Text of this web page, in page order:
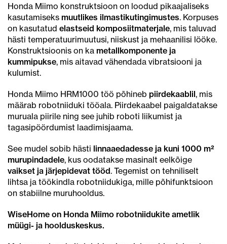
Honda Miimo konstruktsioon on loodud pikaajaliseks
kasutamiseks muutlikes ilmastikutingimustes. Korpuses
on kasutatud elastseid komposiitmaterjale, mis taluvad
hästi temperatuurimuutusi, niiskust ja mehaanilisi lööke.
Konstruktsioonis on ka metallkomponente ja
kummipukse, mis aitavad vähendada vibratsiooni ja
kulumist.
Honda Miimo HRM1000 töö põhineb piirdekaablil, mis
määrab robotniiduki tööala. Piirdekaabel paigaldatakse
muruala piirile ning see juhib roboti liikumist ja
tagasipöördumist laadimisjaama.
See mudel sobib hästi linnaaedadesse ja kuni 1000 m²
murupindadele, kus oodatakse masinalt eelkõige
vaikset ja järjepidevat tööd. Tegemist on tehniliselt
lihtsa ja töökindla robotniidukiga, mille põhifunktsioon
on stabiilne muruhooldus.
WiseHome on Honda Miimo robotniidukite ametlik
müügi- ja hoolduskeskus.